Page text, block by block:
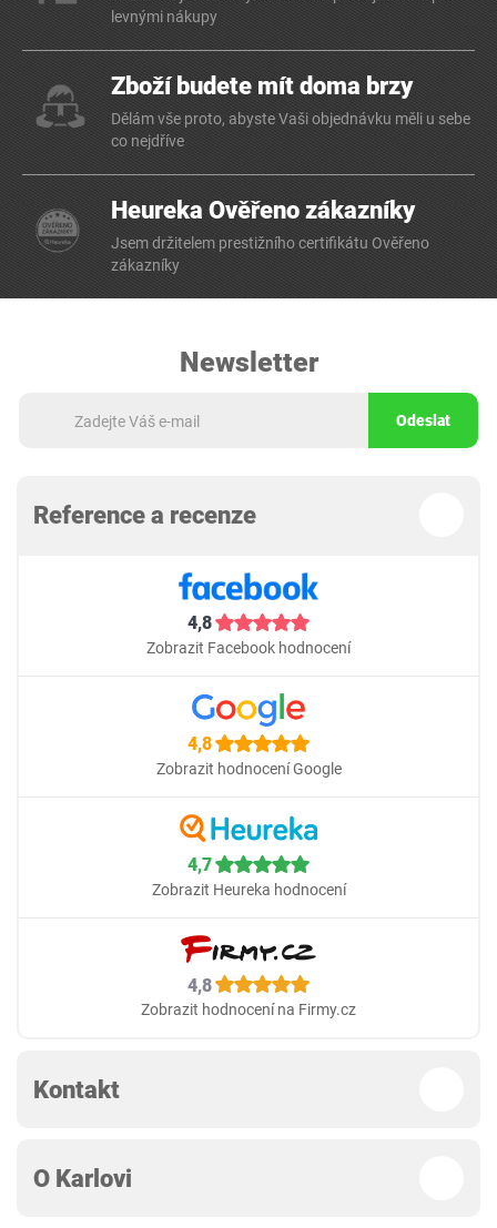
levnými nákupy
Zboží budete mít doma brzy
Dělám vše proto, abyste Vaši objednávku měli u sebe
co nejdříve
Heureka Ověřeno zákazníky
Jsem držitelem prestižního certifikátu Ověřeno
zákazníky
Newsletter
Odeslat
Reference a recenze
4,8
Zobrazit Facebook hodnocení
4,8
Zobrazit hodnocení Google
4,7
Zobrazit Heureka hodnocení
4,8
Zobrazit hodnocení na Firmy.cz
Kontakt
O Karlovi